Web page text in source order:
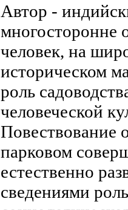
Автор -
многосторонне
человек, на
историческом
роль
человеческой
Повествование
парковом
естественно
сведениями